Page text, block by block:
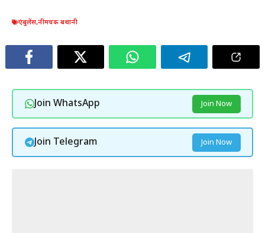
एंबुलेंस,नीमचक बथानी
Join WhatsApp Join Now
Join Telegram Join Now